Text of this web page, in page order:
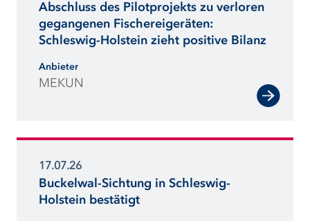
Abschluss des Pilotprojekts zu verloren
gegangenen Fischereigeräten:
Schleswig-Holstein zieht positive Bilanz
Anbieter
MEKUN
17.07.26
Buckelwal-Sichtung in Schleswig-
Holstein bestätigt